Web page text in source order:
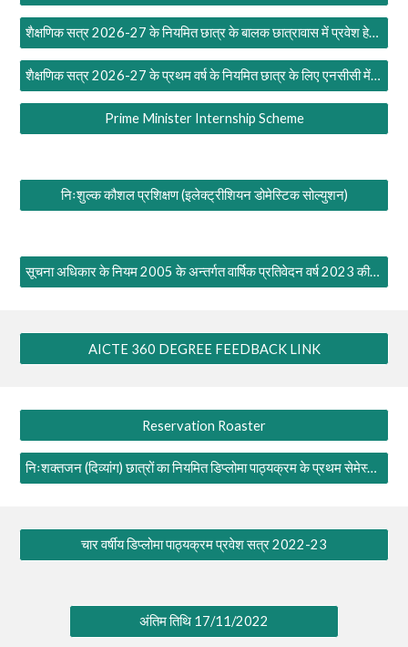
शैक्षणिक सत्र 2026-27 के नियमित छात्र के बालक छात्रावास में प्रवेश हेतु सूचना
शैक्षणिक सत्र 2026-27 के प्रथम वर्ष के नियमित छात्र के लिए एनसीसी में प्रवेश हेतु सूचना
Prime Minister Internship Scheme
निःशुल्क कौशल प्रशिक्षण (इलेक्ट्रीशियन डोमेस्टिक सोल्युशन)
सूचना अधिकार के नियम 2005 के अन्तर्गत वार्षिक प्रतिवेदन वर्ष 2023 की जानकारी
AICTE 360 DEGREE FEEDBACK LINK
Reservation Roaster
निःशक्तजन (दिव्यांग) छात्रों का नियमित डिप्लोमा पाठ्यक्रम के प्रथम सेमेस्टर में प्रवेश सूचना 2023-24
चार वर्षीय डिप्लोमा पाठ्यक्रम प्रवेश सत्र 2022-23
अंतिम तिथि 17/11/2022